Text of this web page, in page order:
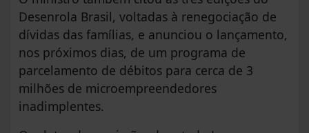
Desenrola Brasil, voltadas à renegociação de
dívidas das famílias, e anunciou o lançamento,
nos próximos dias, de um programa de
parcelamento de débitos para cerca de 3
milhões de microempreendedores
inadimplentes.